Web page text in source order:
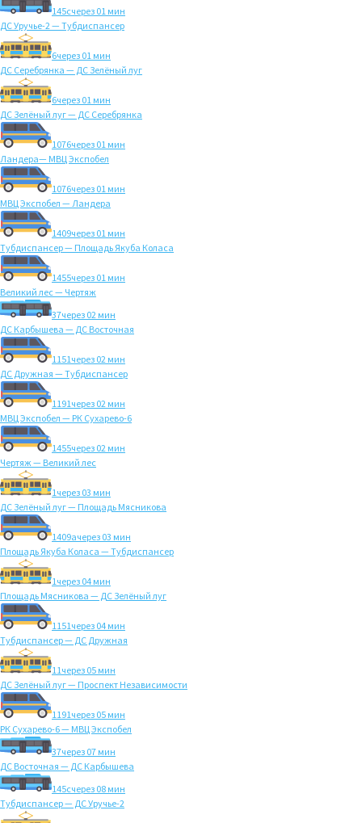
145счерез 01 мин
ДС Уручье-2 — Тубдиспансер
6через 01 мин
ДС Серебрянка — ДС Зелёный луг
6через 01 мин
ДС Зелёный луг — ДС Серебрянка
1076через 01 мин
Ландера— МВЦ Экспобел
1076через 01 мин
МВЦ Экспобел — Ландера
1409через 01 мин
Тубдиспансер — Площадь Якуба Коласа
1455через 01 мин
Великий лес — Чертяж
37через 02 мин
ДС Карбышева — ДС Восточная
1151через 02 мин
ДС Дружная — Тубдиспансер
1191через 02 мин
МВЦ Экспобел — РК Сухарево-6
1455через 02 мин
Чертяж — Великий лес
1через 03 мин
ДС Зелёный луг — Площадь Мясникова
1409ачерез 03 мин
Площадь Якуба Коласа — Тубдиспансер
1через 04 мин
Площадь Мясникова — ДС Зелёный луг
1151через 04 мин
Тубдиспансер — ДС Дружная
11через 05 мин
ДС Зелёный луг — Проспект Независимости
1191через 05 мин
РК Сухарево-6 — МВЦ Экспобел
37через 07 мин
ДС Восточная — ДС Карбышева
145счерез 08 мин
Тубдиспансер — ДС Уручье-2